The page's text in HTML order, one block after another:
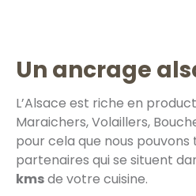
Un ancrage
L’Alsace est riche en
Maraichers, Volaillers,
pour cela que nous
partenaires qui se situent
kmsde votre cuisine.